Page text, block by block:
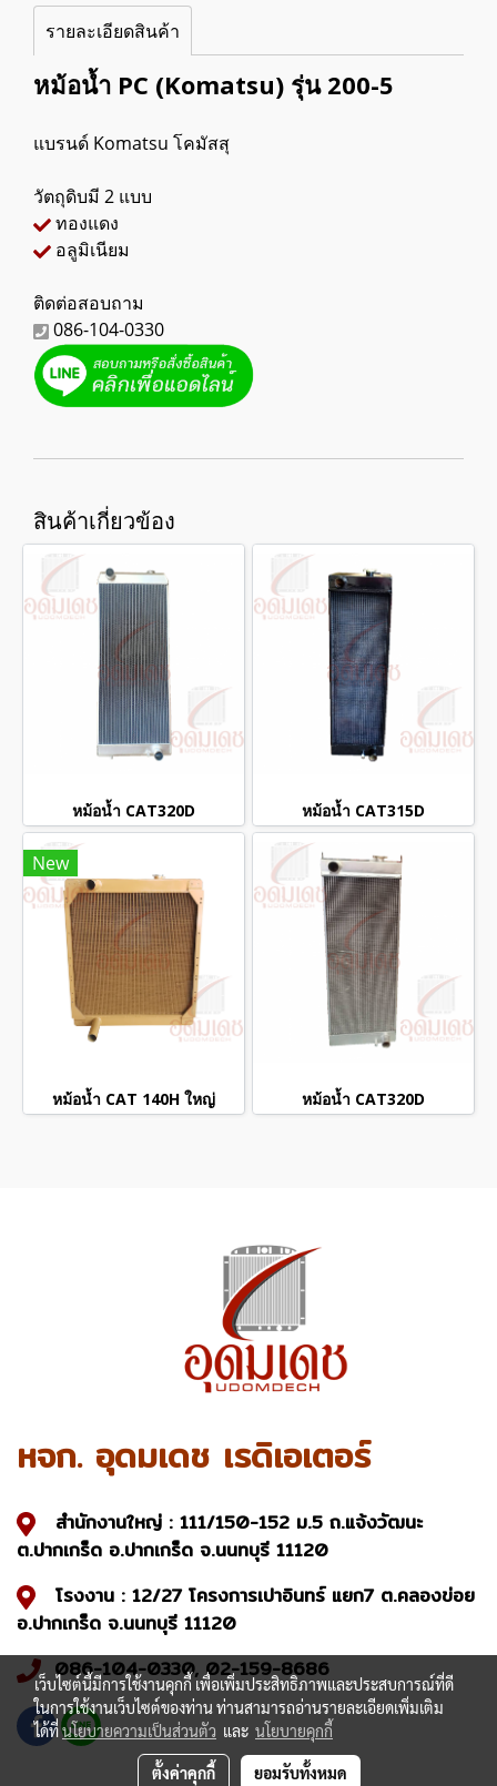
รายละเอียดสินค้า
หม้อน้ำ PC (Komatsu) รุ่น 200-5
แบรนด์ Komatsu โคมัสสุ
วัตถุดิบมี 2 แบบ
ทองแดง
อลูมิเนียม
ติดต่อสอบถาม
086-104-0330
สินค้าเกี่ยวข้อง
หม้อน้ำ CAT320D หม้อน้ำ CAT315D
New
หม้อน้ำ CAT 140H ใหญ่ หม้อน้ำ CAT320D
หจก. อุดมเดช เรดิเอเตอร์
สำนักงานใหญ่ : 111/150-152 ม.5 ถ.แจ้งวัฒนะ
ต.ปากเกร็ด อ.ปากเกร็ด จ.นนทบุรี 11120
โรงงาน : 12/27 โครงการเปาอินทร์ แยก7 ต.คลองข่อย
อ.ปากเกร็ด จ.นนทบุรี 11120
086-104-0330, 02-159-8686
เว็บไซต์นี้มีการใช้งานคุกกี้ เพื่อเพิ่มประสิทธิภาพและประสบการณ์ที่ดี
ในการใช้งานเว็บไซต์ของท่าน ท่านสามารถอ่านรายละเอียดเพิ่มเติม
ได้ที่นโยบายความเป็นส่วนตัว และ นโยบายคุกกี้
ตั้งค่าคุกกี้ ยอมรับทั้งหมด